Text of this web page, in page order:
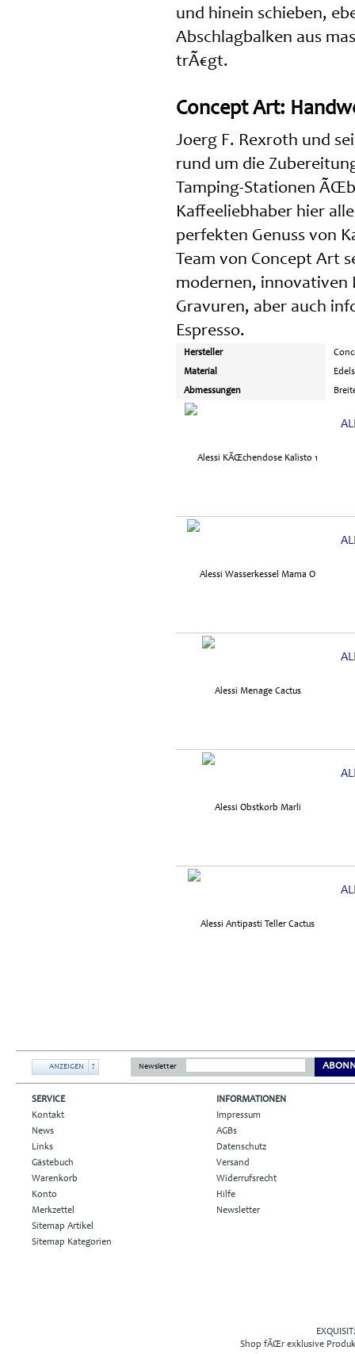
und hinein schieben,
Abschlagbalken aus
trÃ€gt.
Concept Art:
Joerg F. Rexroth und
rund um die
Tamping-Stationen
Kaffeeliebhaber hier
perfekten Genuss von
Team von Concept Art
modernen, innovativen
Gravuren, aber auch
Espresso.
Hersteller
Material
Abmessungen
ANZEIGEN ? Newsletter
SERVICE
Kontakt
News
Links
Gästebuch
Warenkorb
Konto
Merkzettel
Sitemap Artikel
Sitemap Kategorien
INFORMATIONEN
Impressum
AGBs
Datenschutz
Versand
Widerrufsrecht
Hilfe
Newsletter
Shop fÃŒr exklusive